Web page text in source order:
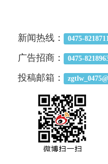
新闻热线： 0475-
广告招商： 0475-
投稿邮箱：